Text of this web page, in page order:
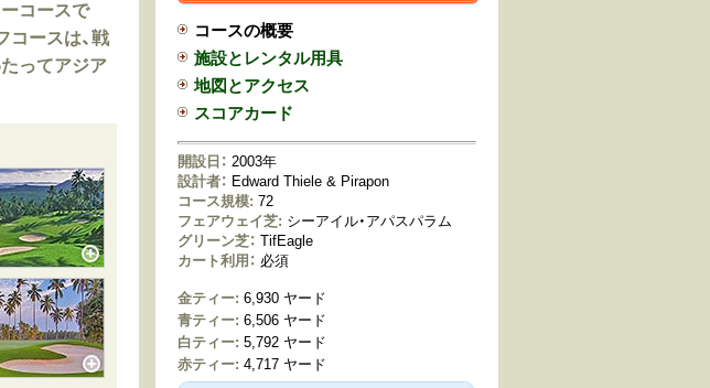
コースで
コースは、戦
ってアジア
コースの概要
施設とレンタル用具
地図とアクセス
スコアカード
開設日： 2003年
設計者： Edward Thiele & Pirapon
コース規模: 72
フェアウェイ芝: シーアイル・アパスパラム
グリーン芝： TifEagle
カート利用： 必須
金ティー: 6,930 ヤード
青ティー: 6,506 ヤード
白ティー: 5,792 ヤード
赤ティー: 4,717 ヤード